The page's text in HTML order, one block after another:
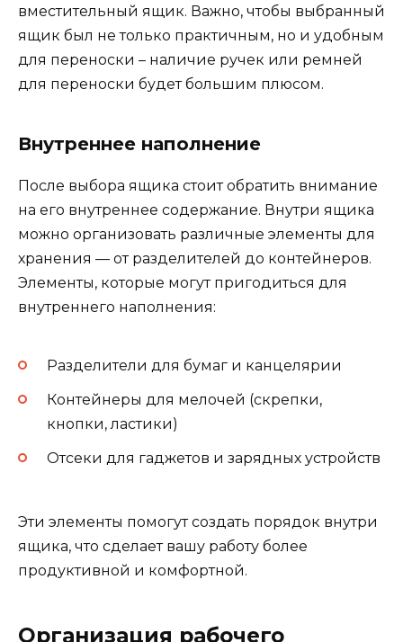
вместительный ящик. Важно, чтобы выбранный
ящик был не только практичным, но и удобным
для переноски – наличие ручек или ремней
для переноски будет большим плюсом.
Внутреннее наполнение
После выбора ящика стоит обратить внимание
на его внутреннее содержание. Внутри ящика
можно организовать различные элементы для
хранения — от разделителей до контейнеров.
Элементы, которые могут пригодиться для
внутреннего наполнения:
Разделители для бумаг и канцелярии
Контейнеры для мелочей (скрепки,
кнопки, ластики)
Отсеки для гаджетов и зарядных устройств
Эти элементы помогут создать порядок внутри
ящика, что сделает вашу работу более
продуктивной и комфортной.
Организация рабочего